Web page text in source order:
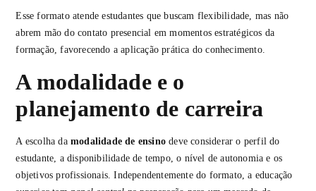
Esse formato atende estudantes que buscam flexibilidade, mas não
abrem mão do contato presencial em momentos estratégicos da
formação, favorecendo a aplicação prática do conhecimento.
A modalidade e o
planejamento de carreira
A escolha damodalidade de ensinodeve considerar o perfil do
estudante, a disponibilidade de tempo, o nível de autonomia e os
objetivos profissionais. Independentemente do formato, a educação